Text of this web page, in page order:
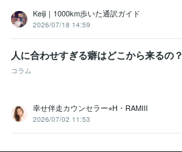
Keiji｜1000km歩いた通訳ガイド
2026/07/18 14:59
人に合わせすぎる癖はどこから来るの？
コラム
幸せ伴走カウンセラー⭐︎H・RAMIII
2026/07/02 11:53